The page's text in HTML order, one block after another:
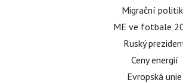
Migrační
ME ve fotbale
Ruský
Ceny energií
Evropská unie